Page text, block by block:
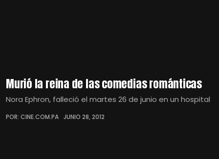
Murió la reina de las comedias románticas
Nora Ephron, falleció el martes 26 de junio en un hospital
POR: CINE.COM.PA JUNIO 28, 2012